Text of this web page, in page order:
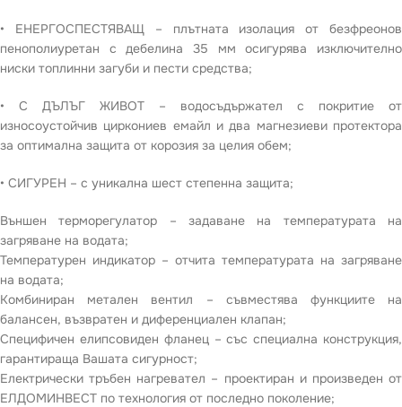
• ЕНЕРГОСПЕСТЯВАЩ – плътната изолация от безфреонов
пенополиуретан с дебелина 35 мм осигурява изключително
ниски топлинни загуби и пести средства;
• С ДЪЛЪГ ЖИВОТ – водосъдържател с покритие от
износоустойчив циркониев емайл и два магнезиеви протектора
за оптимална защита от корозия за целия обем;
• СИГУРЕН – с уникална шест степенна защита;
Външен терморегулатор – задаване на температурата на
загряване на водата;
Температурен индикатор – отчита температурата на загряване
на водата;
Комбиниран метален вентил – съвместява функциите на
балансен, възвратен и диференциален клапан;
Специфичен елипсовиден фланец – със специална конструкция,
гарантираща Вашата сигурност;
Електрически тръбен нагревател – проектиран и произведен от
ЕЛДОМИНВЕСТ по технология от последно поколение;